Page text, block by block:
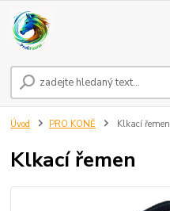
Úvod PRO KONĚ Klkací řemen
Klkací řemen